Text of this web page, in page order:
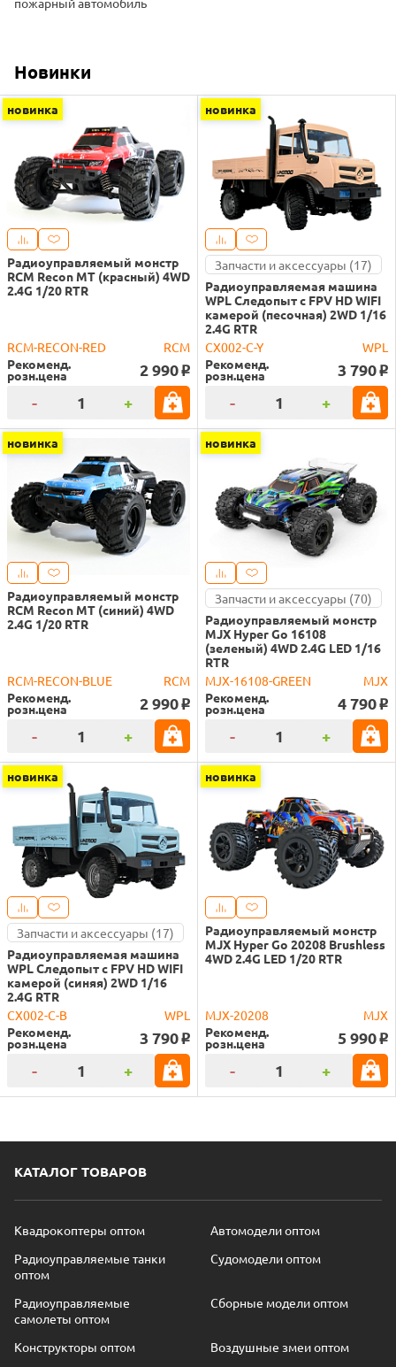
Новинки
новинка
Радиоуправляемый монстр
RCM Recon MT (красный) 4WD
2.4G 1/20 RTR
RCM-RECON-RED
RCM
Рекоменд.
розн.цена 2 990 o
- +
новинка
Запчасти и аксессуары (17)
Радиоуправляемая машина
WPL Следопыт с FPV HD WIFI
камерой (песочная) 2WD 1/16
2.4G RTR
CX002-C-Y
WPL
Рекоменд.
розн.цена 3 790 o
- +
новинка
Радиоуправляемый монстр
RCM Recon MT (синий) 4WD
2.4G 1/20 RTR
RCM-RECON-BLUE
RCM
Рекоменд.
розн.цена 2 990 o
- +
новинка
Запчасти и аксессуары (70)
Радиоуправляемый монстр
MJX Hyper Go 16108
(зеленый) 4WD 2.4G LED 1/16
RTR
MJX-16108-GREEN
MJX
Рекоменд.
розн.цена 4 790 o
- +
новинка
Запчасти и аксессуары (17)
Радиоуправляемая машина
WPL Следопыт с FPV HD WIFI
камерой (синяя) 2WD 1/16
2.4G RTR
CX002-C-B
WPL
Рекоменд.
розн.цена 3 790 o
- +
новинка
Радиоуправляемый монстр
MJX Hyper Go 20208 Brushless
4WD 2.4G LED 1/20 RTR
MJX-20208
MJX
Рекоменд.
розн.цена 5 990 o
- +
КАТАЛОГ ТОВАРОВ
Квадрокоптеры оптом
Автомодели оптом
Радиоуправляемые танки
оптом
Судомодели оптом
Радиоуправляемые
самолеты оптом
Сборные модели оптом
Конструкторы оптом
Воздушные змеи оптом